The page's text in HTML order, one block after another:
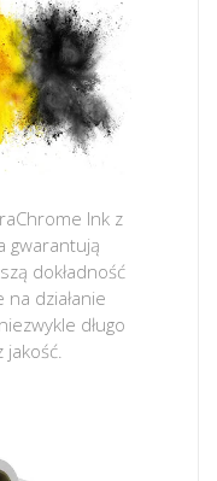
Ink z
gwarantują
dokładność
działanie
długo
jakość.